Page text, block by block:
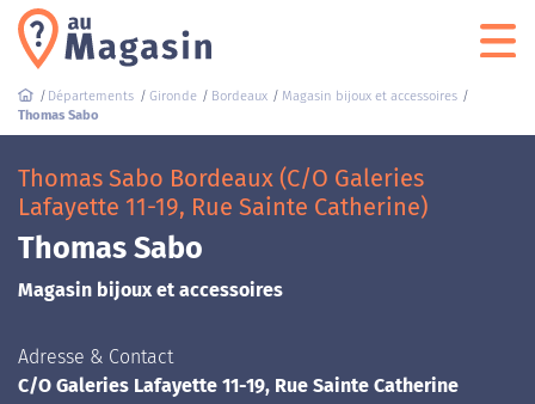
Départements Gironde Bordeaux
Magasin bijoux et accessoires
Thomas Sabo
Thomas Sabo Bordeaux (C/O Galeries
Lafayette 11-19, Rue Sainte Catherine)
Thomas Sabo
Magasin bijoux et accessoires
Adresse & Contact
C/O Galeries Lafayette 11-19, Rue Sainte Catherine